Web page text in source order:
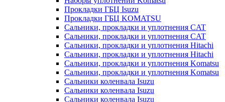
Прокладки ГБЦ Isuzu
Прокладки ГБЦ KOMATSU
Сальники, прокладки и уплотнения CAT
Сальники, прокладки и уплотнения CAT
Сальники, прокладки и уплотнения Hitachi
Сальники, прокладки и уплотнения Hitachi
Сальники, прокладки и уплотнения Komatsu
Сальники, прокладки и уплотнения Komatsu
Сальники коленвала Isuzu
Сальники коленвала Isuzu
Сальники коленвала Isuzu